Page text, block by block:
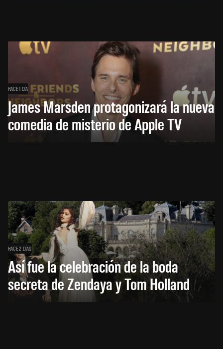
HACE 1 DÍA
James Marsden protagonizará la nueva
comedia de misterio de Apple TV
HACE 2 DÍAS
Así fue la celebración de la boda
secreta de Zendaya y Tom Holland